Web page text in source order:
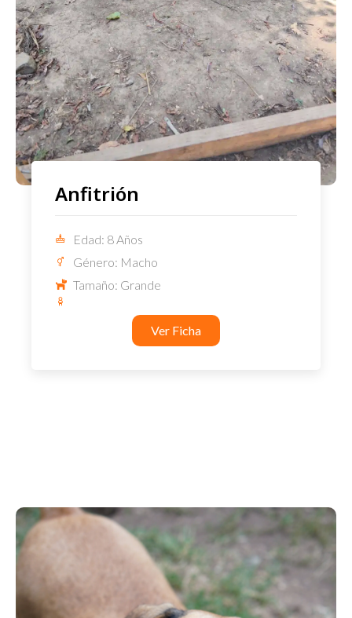
Anfitrión
Edad: 8 Años
Género: Macho
Tamaño: Grande
Ver Ficha